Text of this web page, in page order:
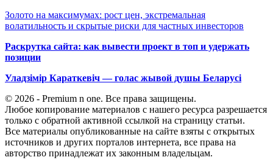
Золото на максимумах: рост цен, экстремальная
волатильность и скрытые риски для частных инвесторов
Раскрутка сайта: как вывести проект в топ и удержать
позиции
Уладзімір Караткевіч — голас жывой душы Беларусі
© 2026 - Premium n one. Все права защищены.
Любое копирование материалов с нашего ресурса разрешается
только с обратной активной ссылкой на страницу статьи.
Все материалы опубликованные на сайте взяты с открытых
источников и других порталов интернета, все права на
авторство принадлежат их законным владельцам.